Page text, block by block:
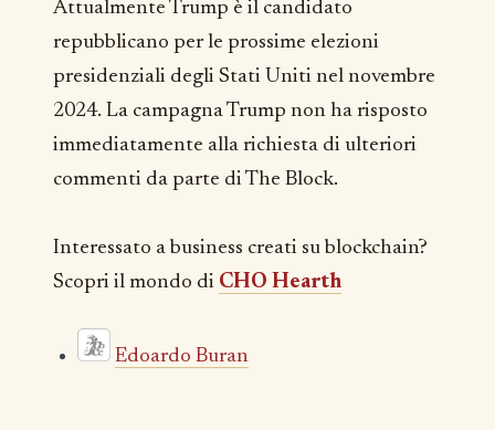
Attualmente Trump è il candidato
repubblicano per le prossime elezioni
presidenziali degli Stati Uniti nel novembre
2024. La campagna Trump non ha risposto
immediatamente alla richiesta di ulteriori
commenti da parte di The Block.
Interessato a business creati su blockchain?
Scopri il mondo di CHO Hearth
Edoardo Buran